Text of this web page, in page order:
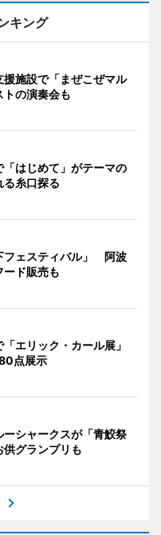
キング
施設で「まぜこぜマル
の演奏会も
はじめて」がテーマの
糸口探る
フェスティバル」 阿波
ード販売も
エリック・カール展」
点展示
シャークスが「青鮫祭
グランプリも